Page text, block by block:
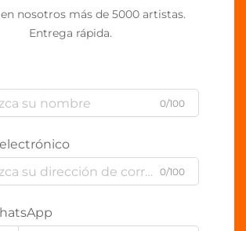
nosotros más de 5000 artistas.
Entrega rápida.
0/100
0/100